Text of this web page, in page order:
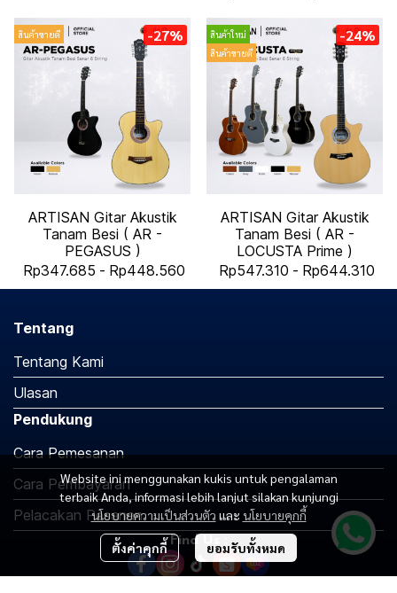
สินค้าขายดี -27%
ARTISAN Gitar Akustik
Tanam Besi ( AR -
PEGASUS )
Rp347.685 - Rp448.560
สินค้าใหม่
สินค้าขายดี
-24%
ARTISAN Gitar Akustik
Tanam Besi ( AR -
LOCUSTA Prime )
Rp547.310 - Rp644.310
Website ini menggunakan kukis untuk pengalaman
terbaik Anda, informasi lebih lanjut silakan kunjungi
นโยบายความเป็นส่วนตัว และ นโยบายคุกกี้
ตั้งค่าคุกกี้ ยอมรับทั้งหมด
Tentang
Tentang Kami
Ulasan
Pendukung
Cara Pemesanan
Cara Pembayaran
Pelacakan Pesanan
Find Us :